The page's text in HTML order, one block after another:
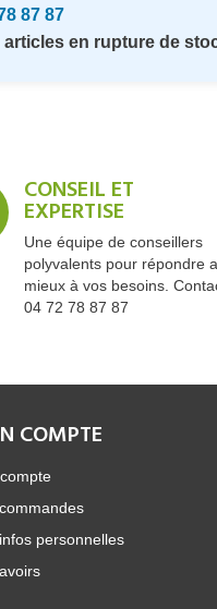
87 87
en rupture de
CONSEIL ET
EXPERTISE
Une équipe de conseillers
polyvalents pour répondre
mieux à vos besoins.
04 72 78 87 87
COMPTE
personnelles